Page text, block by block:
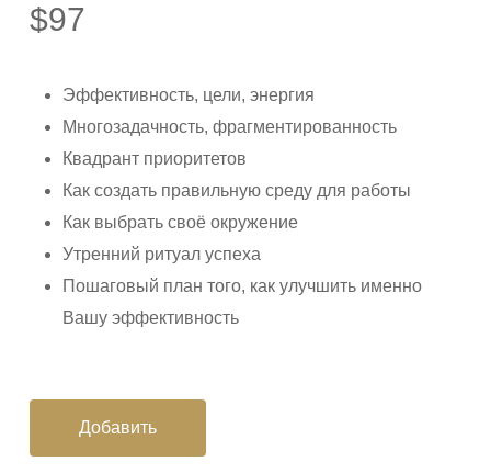
$97
Эффективность, цели, энергия
Многозадачность, фрагментированность
Квадрант приоритетов
Как создать правильную среду для работы
Как выбрать своё окружение
Утренний ритуал успеха
Пошаговый план того, как улучшить именно
Вашу эффективность
Добавить